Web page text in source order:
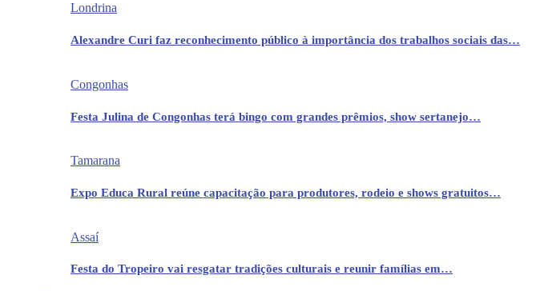
Londrina
Alexandre Curi faz reconhecimento público à importância dos trabalhos sociais das…
Congonhas
Festa Julina de Congonhas terá bingo com grandes prêmios, show sertanejo…
Tamarana
Expo Educa Rural reúne capacitação para produtores, rodeio e shows gratuitos…
Assaí
Festa do Tropeiro vai resgatar tradições culturais e reunir famílias em…